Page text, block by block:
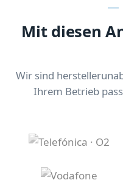
Mit diesen
Wir sind
Ihrem Betrieb